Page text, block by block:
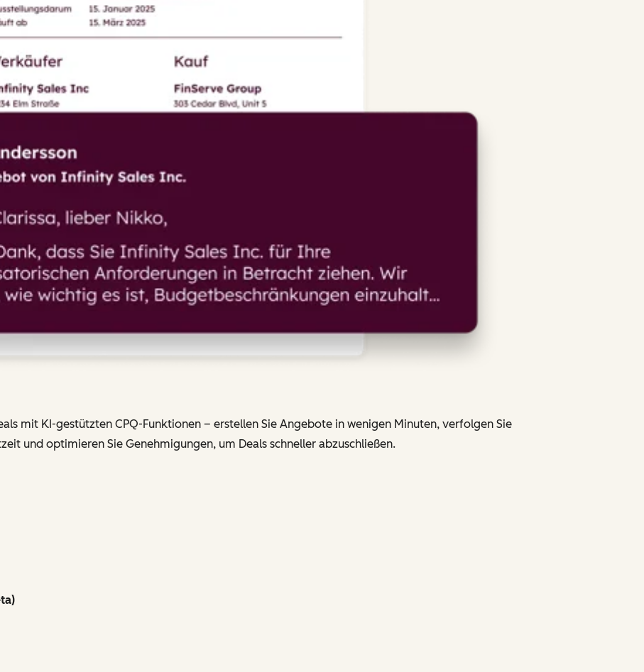
mit KI-gestützten CPQ-Funktionen – erstellen Sie Angebote in wenigen Minuten, verfolgen Sie
und optimieren Sie Genehmigungen, um Deals schneller abzuschließen.